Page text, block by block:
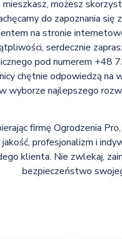
mieszkasz, możesz
do zapoznania się
na stronie
serdecznie
pod numerem +48
chętnie odpowiedzą na
wyborze najlepszego
firmę Ogrodzenia
profesjonalizm i
klienta. Nie zwlekaj,
bezpieczeństwo